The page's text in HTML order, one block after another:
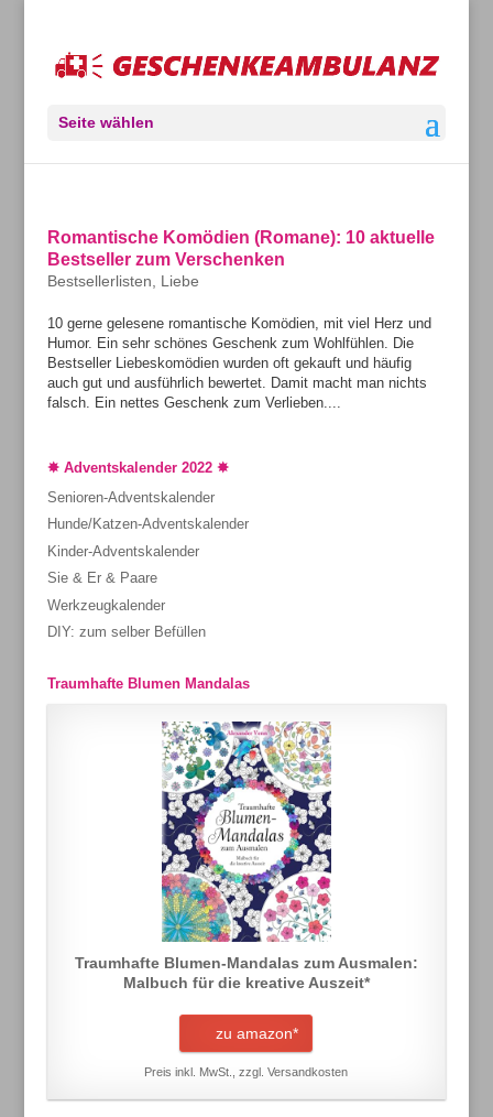
Seite wählen
Romantische Komödien (Romane): 10 aktuelle
Bestseller zum Verschenken
Bestsellerlisten Liebe
10 gerne gelesene romantische Komödien, mit viel Herz und
Humor. Ein sehr schönes Geschenk zum Wohlfühlen. Die
Bestseller Liebeskomödien wurden oft gekauft und häufig
auch gut und ausführlich bewertet. Damit macht man nichts
falsch. Ein nettes Geschenk zum Verlieben....
✸ Adventskalender 2022 ✸
Senioren-Adventskalender
Hunde/Katzen-Adventskalender
Kinder-Adventskalender
Sie & Er & Paare
Werkzeugkalender
DIY: zum selber Befüllen
Traumhafte Blumen Mandalas
Traumhafte Blumen-Mandalas zum Ausmalen:
Malbuch für die kreative Auszeit*
zu amazon*
Preis inkl. MwSt., zzgl. Versandkosten